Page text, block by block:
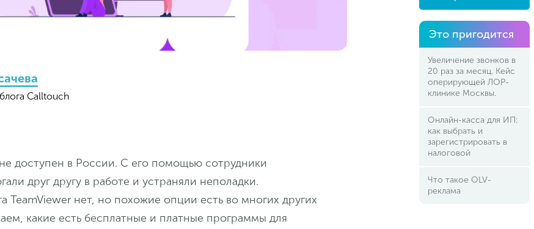
Calltouch
доступен в России. С его помощью сотрудники
друг другу в работе и устраняли неполадки.
TeamViewer нет, но похожие опции есть во многих других
какие есть бесплатные и платные программы для
Это пригодится
Увеличение звонков в
20 раз за месяц. Кейс
оперирующей ЛОР-
клинике Москвы.
Онлайн-касса для ИП:
как выбрать и
зарегистрировать в
налоговой
Что такое OLV-
реклама